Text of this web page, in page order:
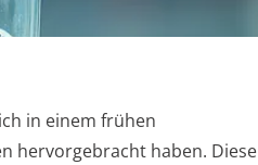
in einem frühen
hervorgebracht haben. Diese